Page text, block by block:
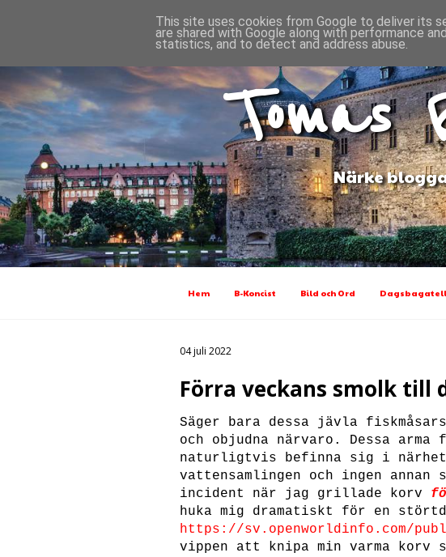
Tomas
Närke
Hem B-Koncist Bild och Ord
04 juli 2022
Förra veckans smolk till
Säger bara dessa jävla
och objudna närvaro. Dessa
naturligtvis befinna sig i
vattensamlingen och ingen annan
incident när jag grillade korv
huka mig dramatiskt för en
https://sv.openworldinfo.com/
vippen att knipa min varma korv
This site uses cookies from Google to deliver its
are shared with Google along with performance
statistics, and to detect and address abuse.